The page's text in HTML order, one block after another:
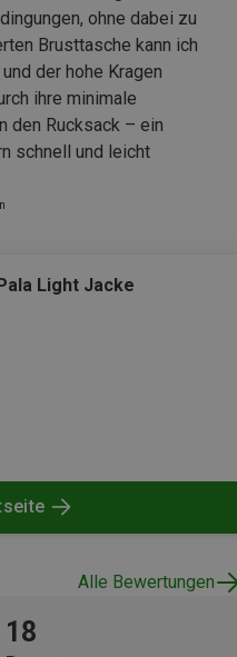
ohne dabei zu
Brusttasche kann ich
der hohe Kragen
ihre minimale
den Rucksack – ein
schnell und leicht
Light Jacke
Alle Bewertungen
18